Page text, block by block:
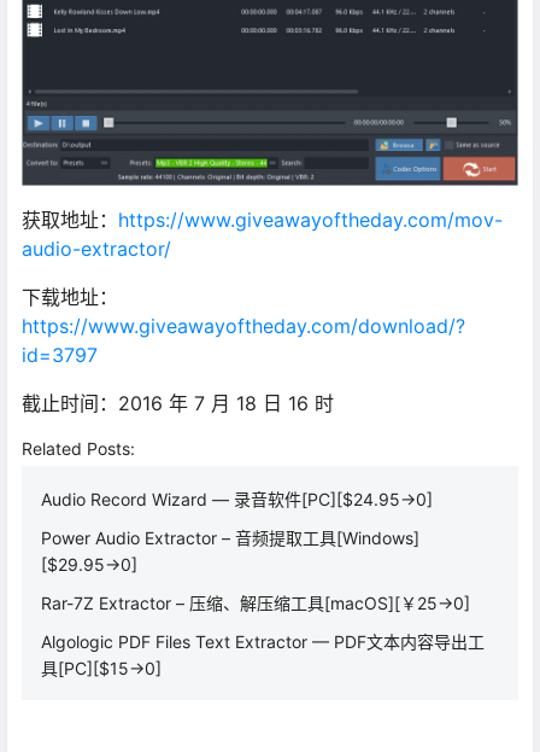
获取地址： https://www.giveawayoftheday.com/mov-
audio-extractor/
下载地址：
https://www.giveawayoftheday.com/download/?
id=3797
截止时间：2016 年 7 月 18 日 16 时
Related Posts:
Audio Record Wizard — 录音软件[PC][$24.95→0]
Power Audio Extractor – 音频提取工具[Windows]
[$29.95→0]
Rar-7Z Extractor – 压缩、解压缩工具[macOS][￥25→0]
Algologic PDF Files Text Extractor — PDF文本内容导出工
具[PC][$15→0]